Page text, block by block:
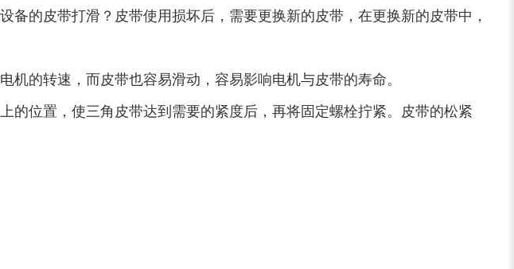
的皮带打滑？皮带使用损坏后，需要更换新的皮带，在更换新的皮带中，
的转速，而皮带也容易滑动，容易影响电机与皮带的寿命。
位置，使三角皮带达到需要的紧度后，再将固定螺栓拧紧。皮带的松紧